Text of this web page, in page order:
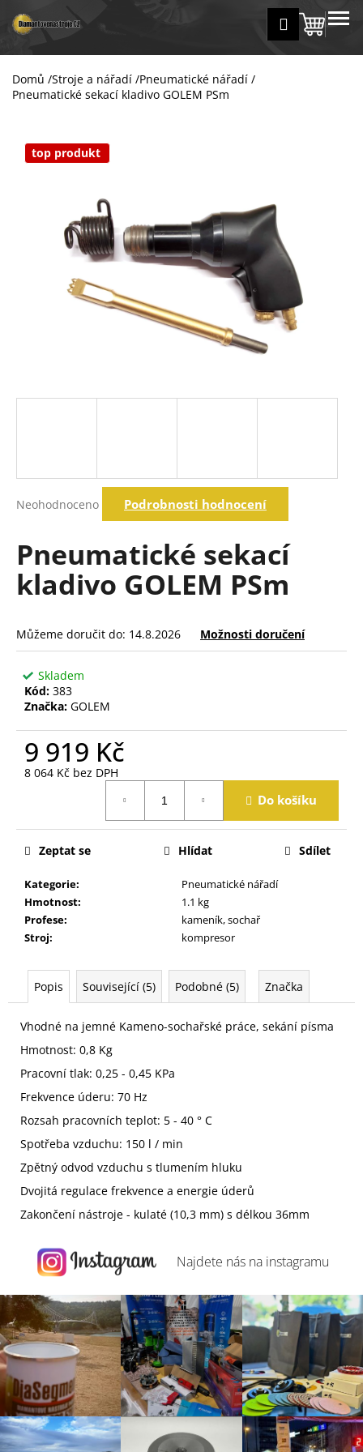
na
obsah
Přihlášení
košík
MENU
Domů /Stroje a nářadí /Pneumatické nářadí /
Pneumatické sekací kladivo GOLEM PSm
hodnocení
0,0
z
Neohodnoceno Podrobnosti hodnocení
Pneumatické sekací
kladivo GOLEM PSm
Můžeme doručit do: 14.8.2026 Možnosti doručení
Skladem
Kód: 383
Značka: GOLEM
9 919 Kč
8 064 Kč bez DPH
Do košíku
Kategorie:
Pneumatické nářadí
Hmotnost:
1.1 kg
Profese:
kameník, sochař
Stroj: kompresor
Zeptat se Hlídat Sdílet
top produkt
Popis Související (5) Podobné (5) Značka
Vhodné na jemné Kameno-sochařské práce, sekání písma
Hmotnost: 0,8 Kg
Pracovní tlak: 0,25 - 0,45 KPa
Frekvence úderu: 70 Hz
Rozsah pracovních teplot: 5 - 40 ° C
Spotřeba vzduchu: 150 l / min
Zpětný odvod vzduchu s tlumením hluku
Dvojitá regulace frekvence a energie úderů
Zakončení nástroje - kulaté (10,3 mm) s délkou 36mm
š
Zpět
Zpět
C
o
j
D
p
o
u
u
j
e
m
Najdete nás na instagramu